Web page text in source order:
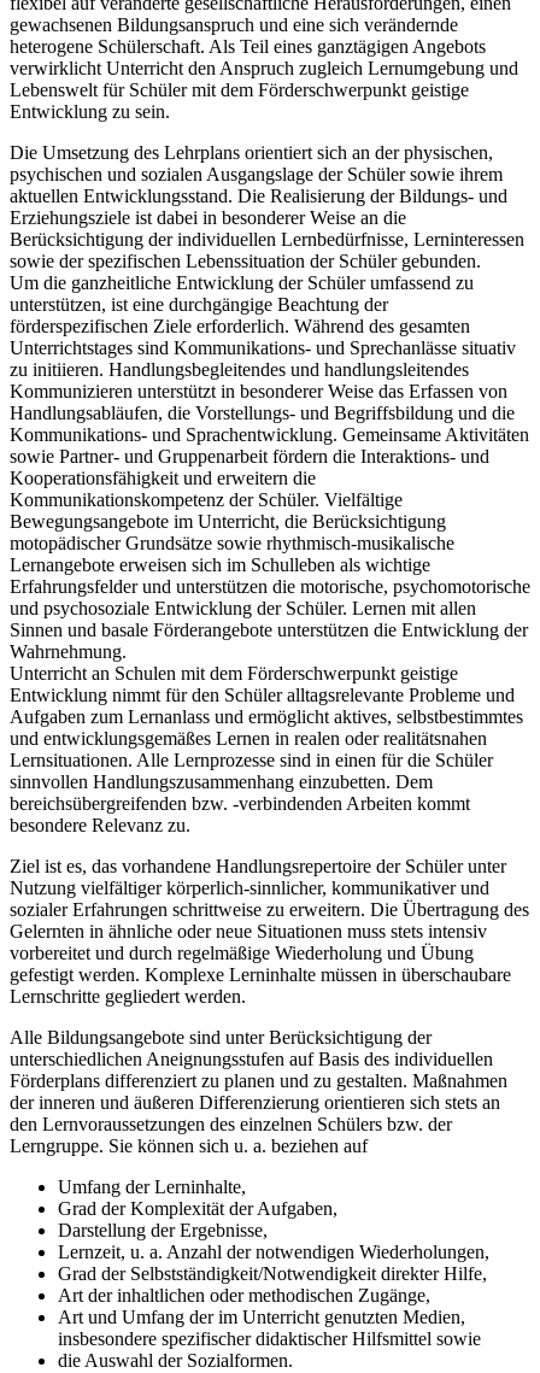
gewachsenen Bildungsanspruch und eine sich verändernde
heterogene Schülerschaft. Als Teil eines ganztägigen Angebots
verwirklicht Unterricht den Anspruch zugleich Lernumgebung und
Lebenswelt für Schüler mit dem Förderschwerpunkt geistige
Entwicklung zu sein.
Die Umsetzung des Lehrplans orientiert sich an der physischen,
psychischen und sozialen Ausgangslage der Schüler sowie ihrem
aktuellen Entwicklungsstand. Die Realisierung der Bildungs- und
Erziehungsziele ist dabei in besonderer Weise an die
Berücksichtigung der individuellen Lernbedürfnisse, Lerninteressen
sowie der spezifischen Lebenssituation der Schüler gebunden.
Um die ganzheitliche Entwicklung der Schüler umfassend zu
unterstützen, ist eine durchgängige Beachtung der
förderspezifischen Ziele erforderlich. Während des gesamten
Unterrichtstages sind Kommunikations- und Sprechanlässe situativ
zu initiieren. Handlungsbegleitendes und handlungsleitendes
Kommunizieren unterstützt in besonderer Weise das Erfassen von
Handlungsabläufen, die Vorstellungs- und Begriffsbildung und die
Kommunikations- und Sprachentwicklung. Gemeinsame Aktivitäten
sowie Partner- und Gruppenarbeit fördern die Interaktions- und
Kooperationsfähigkeit und erweitern die
Kommunikationskompetenz der Schüler. Vielfältige
Bewegungsangebote im Unterricht, die Berücksichtigung
motopädischer Grundsätze sowie rhythmisch-musikalische
Lernangebote erweisen sich im Schulleben als wichtige
Erfahrungsfelder und unterstützen die motorische, psychomotorische
und psychosoziale Entwicklung der Schüler. Lernen mit allen
Sinnen und basale Förderangebote unterstützen die Entwicklung der
Wahrnehmung.
Unterricht an Schulen mit dem Förderschwerpunkt geistige
Entwicklung nimmt für den Schüler alltagsrelevante Probleme und
Aufgaben zum Lernanlass und ermöglicht aktives, selbstbestimmtes
und entwicklungsgemäßes Lernen in realen oder realitätsnahen
Lernsituationen. Alle Lernprozesse sind in einen für die Schüler
sinnvollen Handlungszusammenhang einzubetten. Dem
bereichsübergreifenden bzw. -verbindenden Arbeiten kommt
besondere Relevanz zu.
Ziel ist es, das vorhandene Handlungsrepertoire der Schüler unter
Nutzung vielfältiger körperlich-sinnlicher, kommunikativer und
sozialer Erfahrungen schrittweise zu erweitern. Die Übertragung des
Gelernten in ähnliche oder neue Situationen muss stets intensiv
vorbereitet und durch regelmäßige Wiederholung und Übung
gefestigt werden. Komplexe Lerninhalte müssen in überschaubare
Lernschritte gegliedert werden.
Alle Bildungsangebote sind unter Berücksichtigung der
unterschiedlichen Aneignungsstufen auf Basis des individuellen
Förderplans differenziert zu planen und zu gestalten. Maßnahmen
der inneren und äußeren Differenzierung orientieren sich stets an
den Lernvoraussetzungen des einzelnen Schülers bzw. der
Lerngruppe. Sie können sich u. a. beziehen auf
Umfang der Lerninhalte,
Grad der Komplexität der Aufgaben,
Darstellung der Ergebnisse,
Lernzeit, u. a. Anzahl der notwendigen Wiederholungen,
Grad der Selbstständigkeit/Notwendigkeit direkter Hilfe,
Art der inhaltlichen oder methodischen Zugänge,
Art und Umfang der im Unterricht genutzten Medien,
insbesondere spezifischer didaktischer Hilfsmittel sowie
die Auswahl der Sozialformen.